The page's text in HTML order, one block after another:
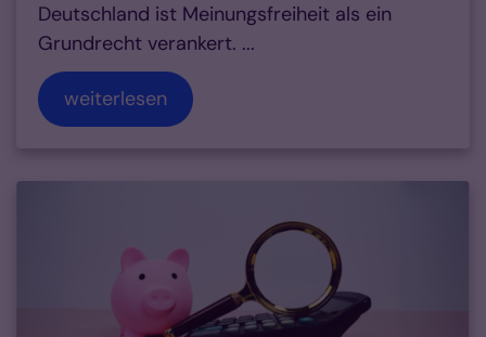
Deutschland ist Meinungsfreiheit als ein
Grundrecht verankert. ...
weiterlesen